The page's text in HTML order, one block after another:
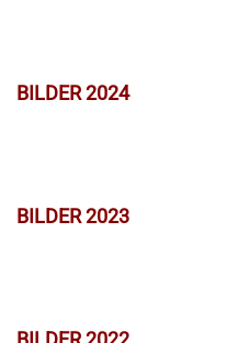
BILDER 2024
BILDER 2023